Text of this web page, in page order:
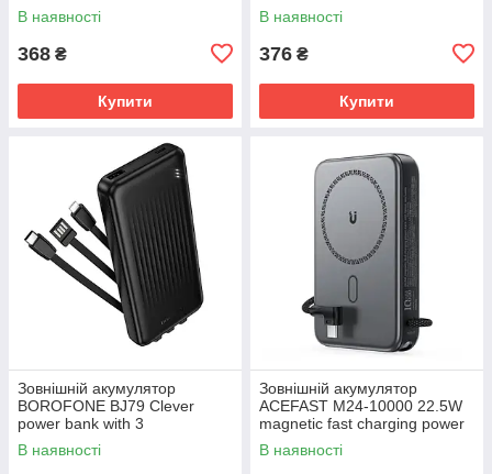
В наявності
368 ₴
Купити
В наявності
376 ₴
Купити
Зовнішній акумулятор
BOROFONE BJ79 Clever
power bank with 3
cables(10000mAh) Black
В наявності
Зовнішній акумулятор
ACEFAST M24-10000 22.5W
magnetic fast charging power
bank with holder and cable
Metal Gray
В наявності